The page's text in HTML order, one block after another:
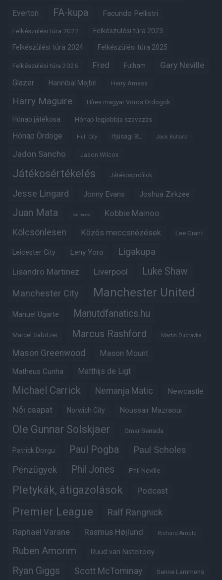
Everton FA-kupa Facundo Pellistri
Felkészülési túra 2022 Felkészülési túra 2023
Felkészülési túra 2024 Felkészülési túra 2025
Felkészülési túra 2026 Fred Fulham Gary Neville
Glazer Hannibal Mejbri Harry Amass
Harry Maguire Híres magyar Vörös Ördögök
Hónap játékosa Hónap legjobbja szavazás
Hónap Ördöge Hull City Ifjúsági BL Jack Butland
Jadon Sancho Jason Wilcox
Játékosértékelés Játékosprofilok
Jesse Lingard Jonny Evans Joshua Zirkzee
Juan Mata Karl Darlow Kobbie Mainoo
Kölcsönlesen Közös meccsnézések Lee Grant
Leicester City Leny Yoro Ligakupa
Lisandro Martinez Liverpool Luke Shaw
Manchester City Manchester United
Manuel Ugarte Manutdfanatics.hu
Marcel Sabitzer Marcus Rashford Martin Dubravka
Mason Greenwood Mason Mount
Matheus Cunha Matthijs de Ligt
Michael Carrick Nemanja Matic Newcastle
Női csapat Norwich City Noussair Mazraoui
Ole Gunnar Solskjaer Omar Berrada
Patrick Dorgu Paul Pogba Paul Scholes
Pénzügyek Phil Jones Phil Neville
Pletykák, átigazolások Podcast
Premier League Ralf Rangnick
Raphaël Varane Rasmus Højlund Richard Arnold
Ruben Amorim Ruud van Nistelrooy
Ryan Giggs Scott McTominay Senne Lammens